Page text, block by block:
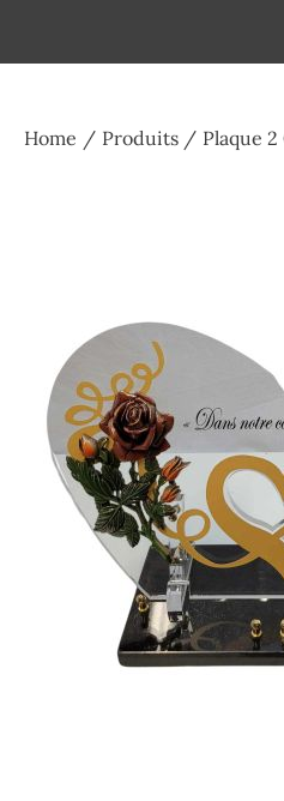
content
Espace Funéraire
Home Produits Plaque